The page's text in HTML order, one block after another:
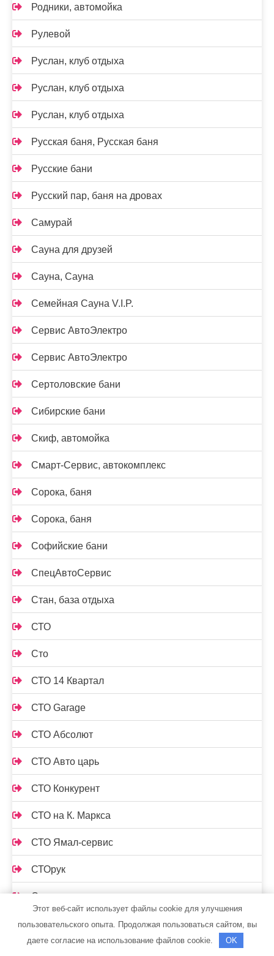
Родники, автомойка
Рулевой
Руслан, клуб отдыха
Руслан, клуб отдыха
Руслан, клуб отдыха
Русская баня, Русская баня
Русские бани
Русский пар, баня на дровах
Самурай
Сауна для друзей
Сауна, Сауна
Семейная Сауна V.I.P.
Сервис АвтоЭлектро
Сервис АвтоЭлектро
Сертоловские бани
Сибирские бани
Скиф, автомойка
Смарт-Сервис, автокомплекс
Сорока, баня
Сорока, баня
Софийские бани
СпецАвтоСервис
Стан, база отдыха
СТО
Сто
СТО 14 Квартал
СТО Garage
СТО Абсолют
СТО Авто царь
СТО Конкурент
СТО на К. Маркса
СТО Ямал-сервис
СТОрук
Страдивари, сауна
Стрельнинские бани
Стс-автомобили, официальный дилер Mercedes-
Этот веб-сайт использует файлы cookie для улучшения
пользовательского опыта. Продолжая пользоваться сайтом, вы
даете согласие на использование файлов cookie.
OK